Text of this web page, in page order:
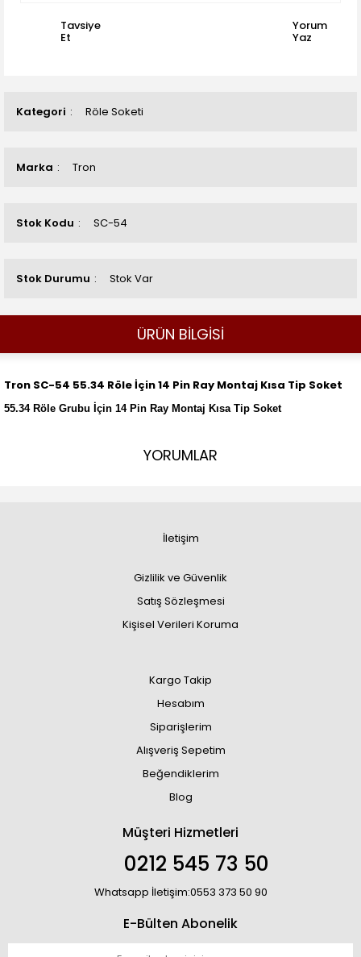
Kategori Röle Soketi
Marka Tron
Stok Kodu SC-54
Stok Durumu Stok Var
Tavsiye
Et
Yorum
Yaz
ÜRÜN BİLGİSİ
Tron SC-54 55.34 Röle İçin 14 Pin Ray Montaj Kısa Tip Soket
55.34 Röle Grubu İçin 14 Pin Ray Montaj Kısa Tip Soket
YORUMLAR
İletişim
Gizlilik ve Güvenlik
Satış Sözleşmesi
Kişisel Verileri Koruma
Kargo Takip
Hesabım
Siparişlerim
Alışveriş Sepetim
Beğendiklerim
Blog
Müşteri Hizmetleri
0212 545 73 50
Whatsapp İletişim:0553 373 50 90
E-Bülten Abonelik